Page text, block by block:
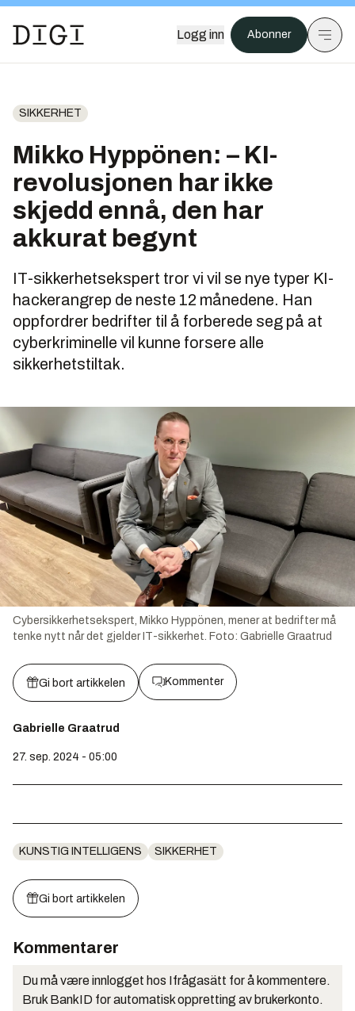
Logg inn Abonner
SIKKERHET
Mikko Hyppönen: – KI-
revolusjonen har ikke
skjedd ennå, den har
akkurat begynt
IT-sikkerhetsekspert tror vi vil se nye typer KI-
hackerangrep de neste 12 månedene. Han
oppfordrer bedrifter til å forberede seg på at
cyberkriminelle vil kunne forsere alle
sikkerhetstiltak.
Cybersikkerhetsekspert, Mikko Hyppönen, mener at bedrifter må
tenke nytt når det gjelder IT-sikkerhet. Foto: Gabrielle Graatrud
Gi bort artikkelen Kommenter
Gabrielle Graatrud
27. sep. 2024 - 05:00
KUNSTIG INTELLIGENS SIKKERHET
Gi bort artikkelen
Kommentarer
Du må være innlogget hos Ifrågasätt for å kommentere.
Bruk BankID for automatisk oppretting av brukerkonto.